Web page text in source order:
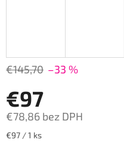
€145,70 –33 %
€97
€78,86 bez DPH
Jednotková
€97 / 1 ks